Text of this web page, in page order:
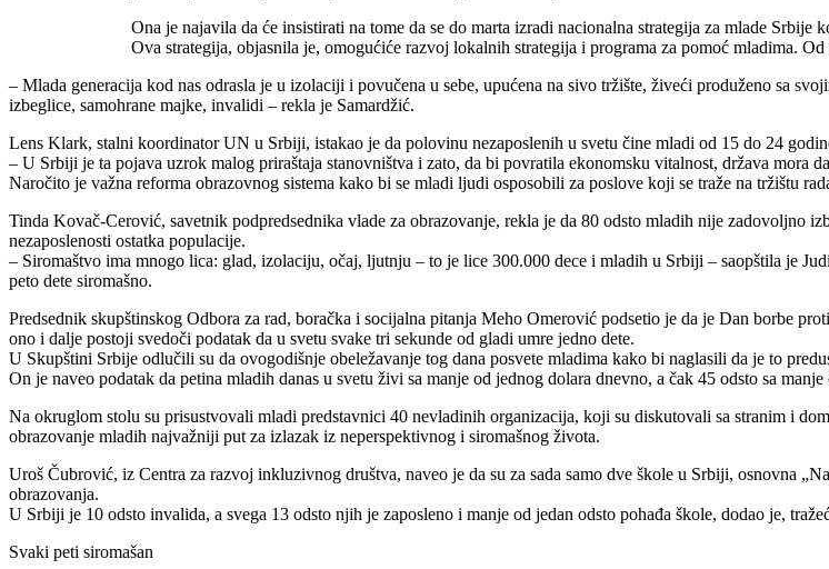
Ona je najavila da će insistirati na tome da se do marta izradi nacionalna strategija za mlade
Ova strategija, objasnila je, omogućiće razvoj lokalnih strategija i programa za pomoć mladima.
– Mlada generacija kod nas odrasla je u izolaciji i povučena u sebe, upućena na sivo tržište, živeći produženo sa
izbeglice, samohrane majke, invalidi – rekla je Samardžić.
Lens Klark, stalni koordinator UN u Srbiji, istakao je da polovinu nezaposlenih u svetu čine mladi od 15 do 24
– U Srbiji je ta pojava uzrok malog priraštaja stanovništva i zato, da bi povratila ekonomsku vitalnost, država mora
Naročito je važna reforma obrazovnog sistema kako bi se mladi ljudi osposobili za poslove koji se traže na tržištu
Tinda Kovač-Cerović, savetnik podpredsednika vlade za obrazovanje, rekla je da 80 odsto mladih nije zadovoljno
nezaposlenosti ostatka populacije.
– Siromaštvo ima mnogo lica: glad, izolaciju, očaj, ljutnju – to je lice 300.000 dece i mladih u Srbiji – saopštila je
peto dete siromašno.
Predsednik skupštinskog Odbora za rad, boračka i socijalna pitanja Meho Omerović podsetio je da je Dan borbe
ono i dalje postoji svedoči podatak da u svetu svake tri sekunde od gladi umre jedno dete.
U Skupštini Srbije odlučili su da ovogodišnje obeležavanje tog dana posvete mladima kako bi naglasili da je to
On je naveo podatak da petina mladih danas u svetu živi sa manje od jednog dolara dnevno, a čak 45 odsto sa manje
Na okruglom stolu su prisustvovali mladi predstavnici 40 nevladinih organizacija, koji su diskutovali sa stranim i
obrazovanje mladih najvažniji put za izlazak iz neperspektivnog i siromašnog života.
Uroš Čubrović, iz Centra za razvoj inkluzivnog društva, naveo je da su za sada samo dve škole u Srbiji, osnovna
obrazovanja.
U Srbiji je 10 odsto invalida, a svega 13 odsto njih je zaposleno i manje od jedan odsto pohađa škole, dodao je,
Svaki peti siromašan